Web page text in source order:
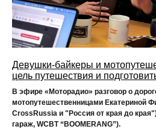
Девушки-байкеры и
цель путешествия и
В эфире «Моторадио» разговор о
мотопутешественницами Екатериной
CrossRussia и "Россия от края до
гараж, WCBT “BOOMERANG”).